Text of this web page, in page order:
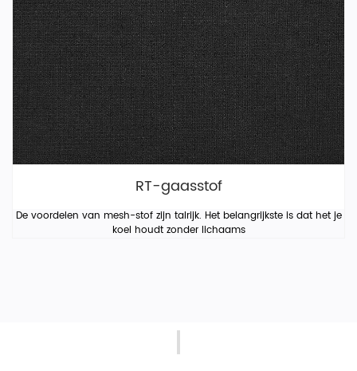
RT-gaasstof
De voordelen van mesh-stof zijn talrijk. Het belangrijkste is dat het je
koel houdt zonder lichaams